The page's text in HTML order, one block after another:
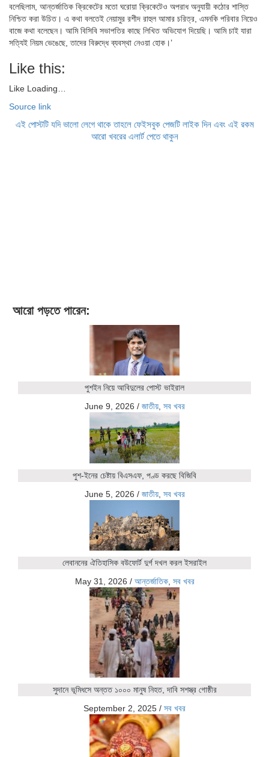
বলেছিলাম, আন্তর্জাতিক ক্রিকেটের মতো ঘরোয়া ক্রিকেটেও অপরাধ অনুযায়ী কঠোর শাস্তি
নিশ্চিত করা উচিত। এ কথা বলতেই নেয়ামুর রশীদ রাহুল আমার চরিত্র, এমনকি পরিবার নিয়েও
বাজে কথা বলেছেন। আমি বিসিবি সভাপতির কাছে লিখিত অভিযোগ দিয়েছি। আমি চাই যারা
সত্যিই নিয়ম ভেঙেছে, তাদের বিরুদ্ধে ব্যবস্থা নেওয়া হোক।’
Like this:
Like Loading…
Source link
এই পোস্টটি যদি ভালো লেগে থাকে তাহলে ফেইসবুক পেজটি লাইক দিন এবং এই রকম
আরো খবরের এলার্ট পেতে থাকুন
আরো পড়তে পারেন:
পুশইন নিয়ে আবিদুলের পোস্ট ভাইরাল
June 9, 2026 / জাতীয়, সব খবর
পুশ-ইনের চেষ্টায় বিএসএফ, পণ্ড করছে বিজিবি
June 5, 2026 / জাতীয়, সব খবর
লেবাননের ঐতিহাসিক বউফোর্ট দুর্গ দখল করল ইসরাইল
May 31, 2026 / আন্তর্জাতিক, সব খবর
সুদানে ভূমিধসে অন্তত ১০০০ মানুষ নিহত, দাবি সশস্ত্র গোষ্ঠীর
September 2, 2025 / সব খবর